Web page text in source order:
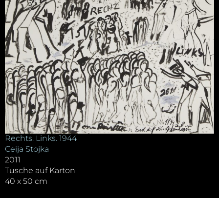
Rechts. Links. 1944
Ceija Stojka
2011
Tusche auf Karton
40 x 50 cm